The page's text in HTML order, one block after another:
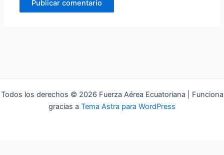
Todos los derechos © 2026 Fuerza Aérea Ecuatoriana | Funciona
gracias a Tema Astra para WordPress